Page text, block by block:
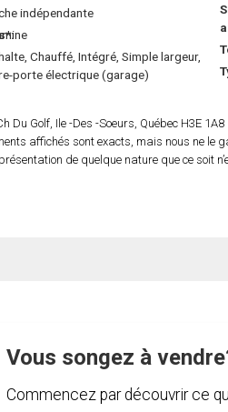
indépendante
Chauffé, Intégré, Simple largeur,
porte électrique (garage)
Du Golf, Ile -Des -Soeurs, Québec H3E 1A8
affichés sont exacts, mais nous ne
de quelque nature que ce soit
Vous songez à
Commencez par découvrir ce